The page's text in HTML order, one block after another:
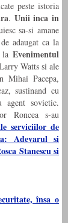
peste istoria
. Unii inca in
sa-si amane
adaugat ca la
la Evenimentul
Watts si ale
Mihai Pacepa,
sustinand cu
agent sovietic.
Roncea s-au
serviciilor de
Adevarul si
Stanescu si
însa o